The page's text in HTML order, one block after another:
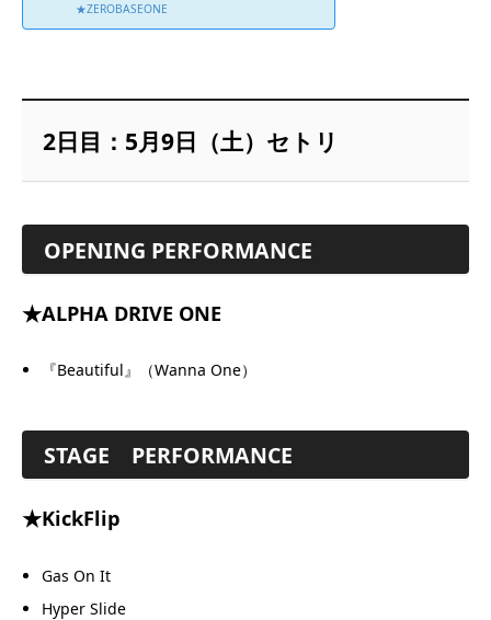
★ZEROBASEONE
2日目：5月9日（土）セトリ
OPENING PERFORMANCE
★ALPHA DRIVE ONE
『Beautiful』（Wanna One）
STAGE PERFORMANCE
★KickFlip
Gas On It
Hyper Slide